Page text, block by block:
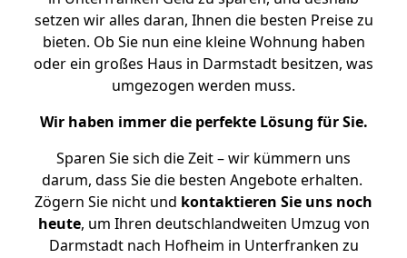
setzen wir alles daran, Ihnen die besten Preise zu
bieten. Ob Sie nun eine kleine Wohnung haben
oder ein großes Haus in Darmstadt besitzen, was
umgezogen werden muss.
Wir haben immer die perfekte Lösung für Sie.
Sparen Sie sich die Zeit – wir kümmern uns
darum, dass Sie die besten Angebote erhalten.
Zögern Sie nicht und kontaktieren Sie uns noch
heute, um Ihren deutschlandweiten Umzug von
Darmstadt nach Hofheim in Unterfranken zu